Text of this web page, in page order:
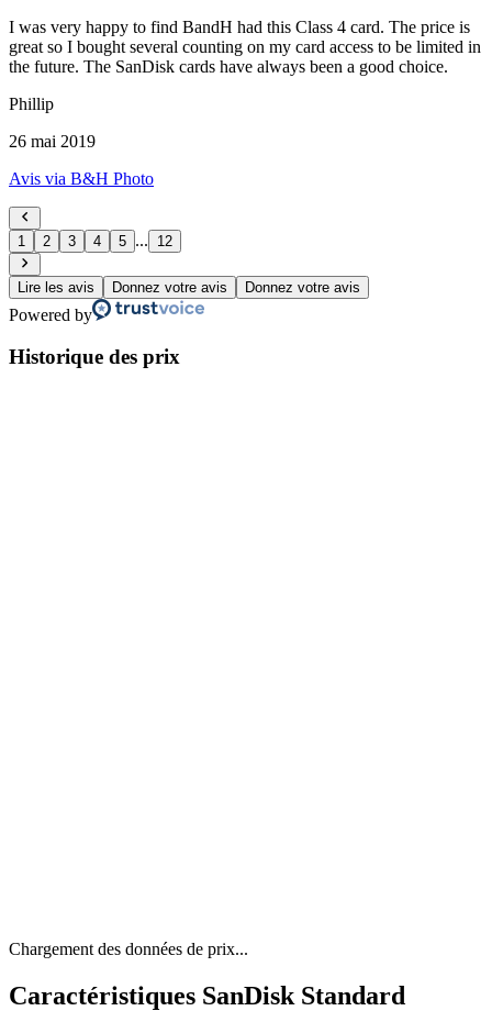
I was very happy to find BandH had this Class 4 card. The price is
great so I bought several counting on my card access to be limited in
the future. The SanDisk cards have always been a good choice.
Phillip
26 mai 2019
Avis via B&H Photo
1 2 3 4 5 ... 12
Lire les avis Donnez votre avis Donnez votre avis
Powered by
Historique des prix
Chargement des données de prix...
Caractéristiques SanDisk Standard